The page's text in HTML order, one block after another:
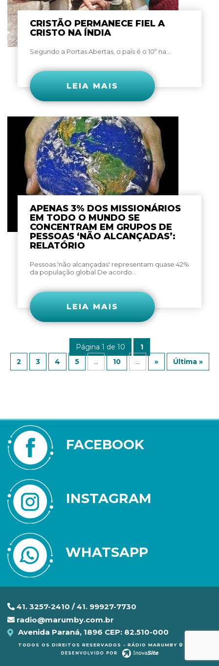
CRISTÃO PERMANECE FIEL A
CRISTO NA ÍNDIA
Segundo a Portas Abertas, o país é o 10º na...
LEIA MAIS
APENAS 3% DOS MISSIONÁRIOS
EM TODO O MUNDO SE
CONCENTRAM EM GRUPOS DE
PESSOAS ‘NÃO ALCANÇADAS’:
RELATÓRIO
Pessoas 'não alcançadas' representam quase 42%
da população global De acordo...
LEIA MAIS
Página 1 de 10
1
2
3 4 5 ... 10 ... » Última »
FACEBOOK
INSTAGRAM
WHATSAPP
41. 3257-2410 / 41. 99927-7730
radio@marumby.com.br
Avenida Paraná, 1896 CEP: 82.510-000
TODOS OS DIREITOS RESERVADOS - RÁDIO MARUMBY © 2020